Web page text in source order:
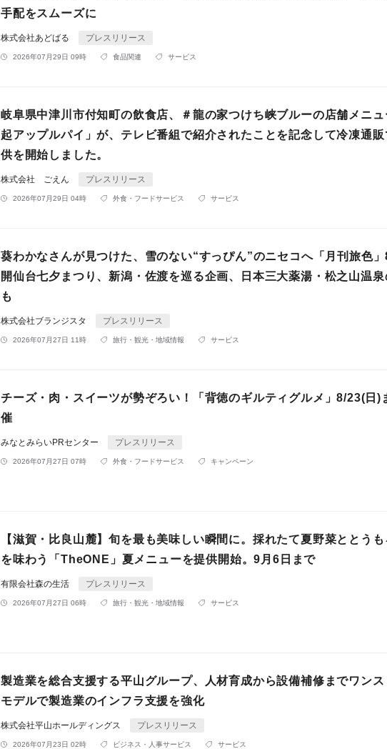
手配をスムーズに
株式会社あどばる プレスリリース
2026年07月29日 09時 食品関連 サービス
岐阜県中津川市付知町の飲食店、＃龍の家つけち峡ブルーの店舗メニ
起アップルパイ」が、テレビ番組で紹介されたことを記念して冷凍通
供を開始しました。
株式会社 ごえん プレスリリース
2026年07月29日 04時 外食・フードサービス サービス
葵わかなさんが見つけた、雪のない“すっぴん”のニセコへ「月刊旅色
開仙台七夕まつり、新潟・佐渡を巡る企画、日本三大薬湯・松之山温
も
株式会社ブランジスタ プレスリリース
2026年07月27日 11時 旅行・観光・地域情報 サービス
チーズ・肉・スイーツが勢ぞろい！「背徳のギルティグルメ」8/23(日)
催
みなとみらいPRセンター プレスリリース
2026年07月27日 07時 外食・フードサービス キャンペーン
【滋賀・比良山麓】旬を最も美味しい瞬間に。採れたて夏野菜ととう
を味わう「TheONE」夏メニューを提供開始。9月6日まで
有限会社森の生活 プレスリリース
2026年07月27日 06時 旅行・観光・地域情報 サービス
製造業を総合支援する平山グループ、人材育成から設備補修までワン
モデルで製造業のインフラ支援を強化
株式会社平山ホールディングス プレスリリース
2026年07月23日 02時 ビジネス・人事サービス サービス